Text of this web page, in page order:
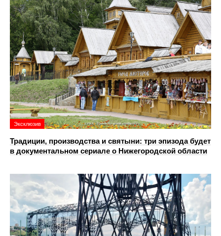
Эксклюзив
Традиции, производства и святыни: три эпизода будет
в документальном сериале о Нижегородской области